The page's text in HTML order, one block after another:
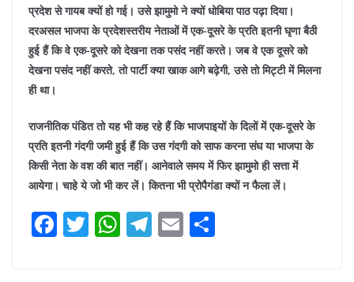
प्रदेश से गायब क्यों हो गई। उसे झामुमो ने क्यों धोबिया पाठ पढ़ा दिया।
दरअसल भाजपा के प्रदेशस्तरीय नेताओं में एक-दूसरे के प्रति इतनी घृणा बैठी
हुई हैं कि वे एक-दूसरे को देखना तक पसंद नहीं करते। जब वे एक दूसरे को
देखना पसंद नहीं करते, तो पार्टी क्या खाक आगे बढ़ेगी, उसे तो मिट्टी में मिलना
ही था।
राजनीतिक पंडित तो यह भी कह रहे हैं कि भाजपाइयों के दिलों में एक-दूसरे के
प्रति इतनी गंदगी जमी हुई हैं कि उस गंदगी को साफ करना संघ या भाजपा के
किसी नेता के वश की बात नहीं। आनेवाले समय में फिर झामुमो ही सत्ता में
आयेगा। चाहे ये जो भी कर लें। कितना भी प्रोपैगंडा क्यों न फैला लें।
F T W T E